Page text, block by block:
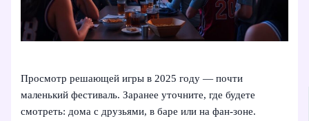
Просмотр решающей игры в 2025 году — почти
маленький фестиваль. Заранее уточните, где будете
смотреть: дома с друзьями, в баре или на фан-зоне.